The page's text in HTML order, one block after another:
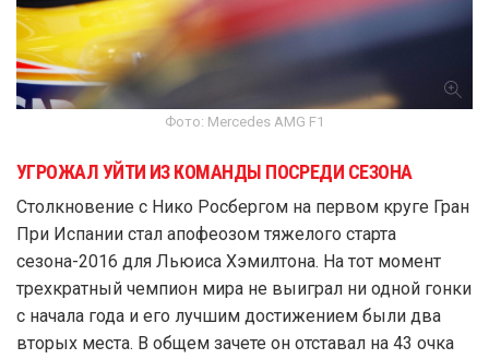
Фото: Mercedes AMG F1
УГРОЖАЛ УЙТИ ИЗ КОМАНДЫ ПОСРЕДИ СЕЗОНА
Столкновение с Нико Росбергом на первом круге Гран
При Испании стал апофеозом тяжелого старта
сезона-2016 для Льюиса Хэмилтона. На тот момент
трехкратный чемпион мира не выиграл ни одной гонки
с начала года и его лучшим достижением были два
вторых места. В общем зачете он отставал на 43 очка